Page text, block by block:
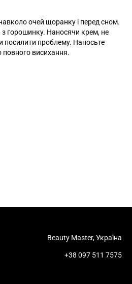
очей щоранку і перед сном.
з горошинку. Наносячи крем, не
посилити проблему. Наносьте
повного висихання.
Beauty Master, Україна
+38 097 511 7575